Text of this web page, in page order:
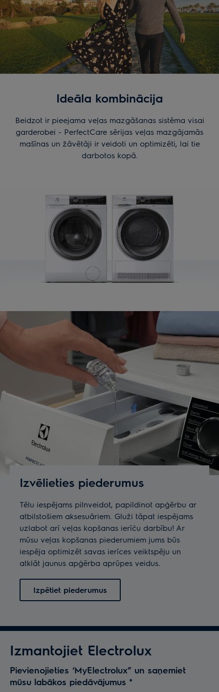
Ideāla kombinācija
Beidzot ir pieejama veļas mazgāšanas sistēma visai
garderobei - PerfectCare sērijas veļas mazgājamās
mašīnas un žāvētāji ir veidoti un optimizēti, lai tie
darbotos kopā.
Izvēlieties piederumus
Tēlu iespējams pilnveidot, papildinot apģērbu ar
atbilstošiem aksesuāriem. Gluži tāpat iespējams
uzlabot arī veļas kopšanas ierīču darbību! Ar
mūsu veļas kopšanas piederumiem jums būs
iespēja optimizēt savas ierīces veiktspēju un
atklāt jaunus apģērba aprūpes veidus.
Izpētiet piederumus
Izmantojiet Electrolux
Pievienojieties ‘MyElectrolux” un saņemiet
mūsu labākos piedāvājumus *